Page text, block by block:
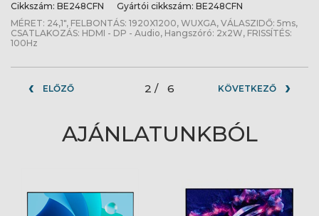
Cikkszám: BE248CFN Gyártói cikkszám: BE248CFN
MÉRET: 24,1", FELBONTÁS: 1920X1200, WUXGA, VÁLASZIDŐ: 5ms,
CSATLAKOZÁS: HDMI - DP - Audio, Hangszóró: 2x2W, FRISSÍTÉS:
100Hz
ELŐZŐ 2 / 6 KÖVETKEZŐ
AJÁNLATUNKBÓL